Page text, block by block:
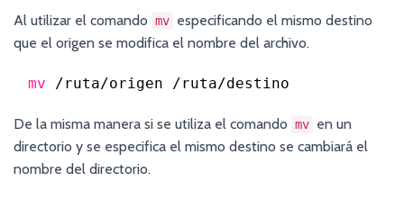
Al utilizar el comando mv especificando el mismo destino
que el origen se modifica el nombre del archivo.
mv /ruta/origen /ruta/destino
De la misma manera si se utiliza el comando mv en un
directorio y se especifica el mismo destino se cambiará el
nombre del directorio.